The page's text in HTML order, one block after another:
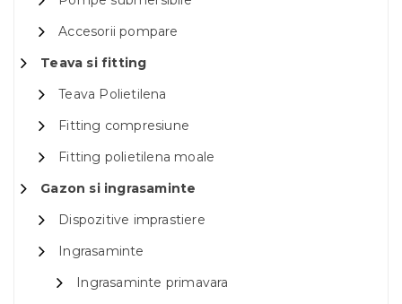
Accesorii pompare
Teava si fitting
Teava Polietilena
Fitting compresiune
Fitting polietilena moale
Gazon si ingrasaminte
Dispozitive imprastiere
Ingrasaminte
Ingrasaminte primavara